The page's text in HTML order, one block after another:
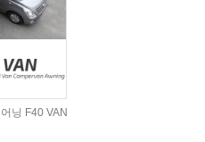
닝 F40 VAN